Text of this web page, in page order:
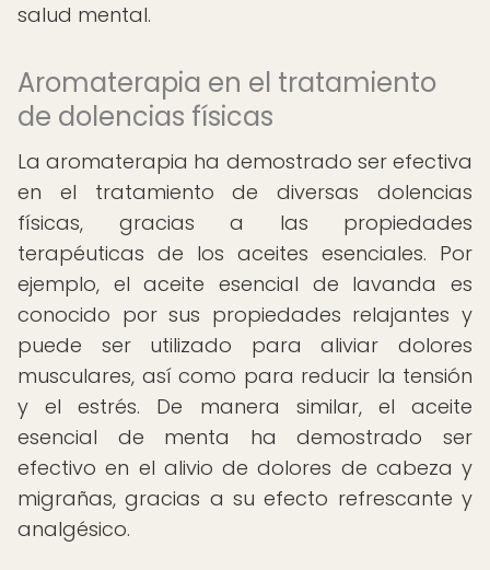
salud mental.
Aromaterapia en el tratamiento
de dolencias físicas
La aromaterapia ha demostrado ser efectiva
en el tratamiento de diversas dolencias
físicas, gracias a las propiedades
terapéuticas de los aceites esenciales. Por
ejemplo, el aceite esencial de lavanda es
conocido por sus propiedades relajantes y
puede ser utilizado para aliviar dolores
musculares, así como para reducir la tensión
y el estrés. De manera similar, el aceite
esencial de menta ha demostrado ser
efectivo en el alivio de dolores de cabeza y
migrañas, gracias a su efecto refrescante y
analgésico.